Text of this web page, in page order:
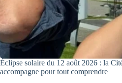
Éclipse solaire du 12 août 2026 : la
accompagne pour tout comprendre